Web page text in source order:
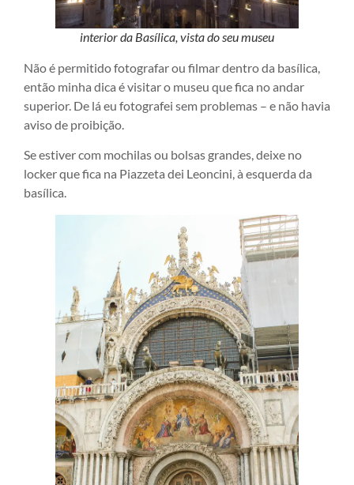
interior da Basílica, vista do seu museu
Não é permitido fotografar ou filmar dentro da basílica,
então minha dica é visitar o museu que fica no andar
superior. De lá eu fotografei sem problemas – e não havia
aviso de proibição.
Se estiver com mochilas ou bolsas grandes, deixe no
locker que fica na Piazzeta dei Leoncini, à esquerda da
basílica.